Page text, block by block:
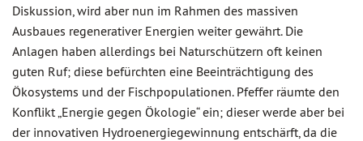
Diskussion, wird aber nun im Rahmen des massiven
Ausbaues regenerativer Energien weiter gewährt. Die
Anlagen haben allerdings bei Naturschützern oft keinen
guten Ruf; diese befürchten eine Beeinträchtigung des
Ökosystems und der Fischpopulationen. Pfeffer räumte den
Konflikt „Energie gegen Ökologie“ ein; dieser werde aber bei
der innovativen Hydroenergiegewinnung entschärft, da die